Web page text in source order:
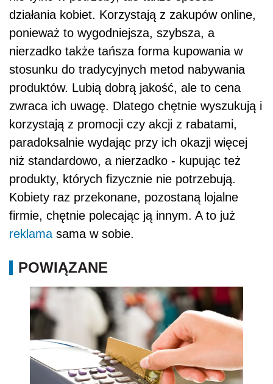
działania kobiet. Korzystają z zakupów online,
ponieważ to wygodniejsza, szybsza, a
nierzadko także tańsza forma kupowania w
stosunku do tradycyjnych metod nabywania
produktów. Lubią dobrą jakość, ale to cena
zwraca ich uwagę. Dlatego chętnie wyszukują i
korzystają z promocji czy akcji z rabatami,
paradoksalnie wydając przy ich okazji więcej
niż standardowo, a nierzadko - kupując też
produkty, których fizycznie nie potrzebują.
Kobiety raz przekonane, pozostaną lojalne
firmie, chętnie polecając ją innym. A to już
reklama sama w sobie.
POWIĄZANE